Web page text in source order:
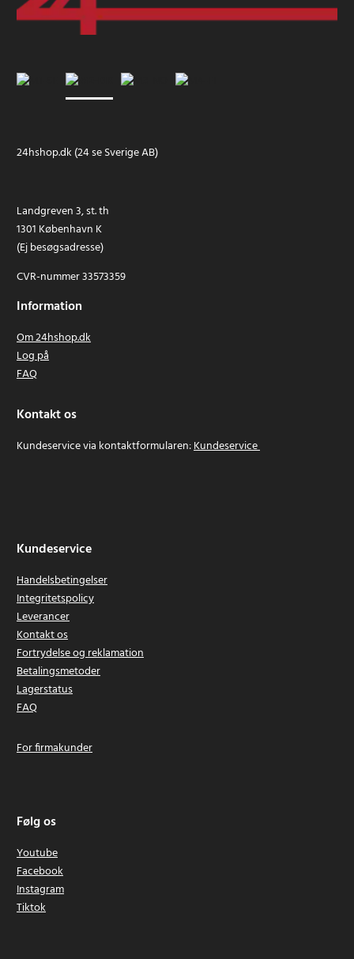
24hshop.dk (24 se Sverige AB)
Landgreven 3, st. th
1301 København K
(Ej besøgsadresse)
CVR-nummer 33573359
Information
Om 24hshop.dk
Log på
FAQ
Kontakt os
Kundeservice via kontaktformularen:Kundeservice
Kundeservice
Handelsbetingelser
Integritetspolicy
Leverancer
Kontakt os
Fortrydelse og reklamation
Betalingsmetoder
Lagerstatus
FAQ
For firmakunder
Følg os
Youtube
Facebook
Instagram
Tiktok